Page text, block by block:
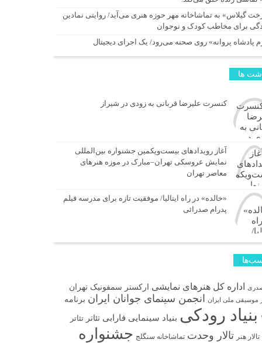
گیلاس» به تماشاخانه مهر حوزه هنری می‌آید/ روایتی نمادین
برای مخاطب کودک و نوجوان
پادشاه پروانه» روی صحنه می‌رود/ یک اجرای دیجیتال
ها
کنسرت علیرضا قربانی به زودی در شیراز
آغاز رویدادهای بیست‌ویکمین جشنواره بین‌المللی
نمایش عروسکی تهران–مبارک در موزه هنرهای
معاصر تهران
«خالده» در راه ایتالیا/ موفقیت تازه برای مدرسه فیلم
پدرام صدرائی
اداره کل هنرهای نمایشی ارکستر سمفونیک تهران
موسیقی ملی ایران انجمن سینمای جوانان ایران برنامه
بنیاد رودکی بنیاد سینمایی فارابی تئاتر تئاتر
تالار هنر تالار وحدت تماشاخانه سنگلج جشنواره